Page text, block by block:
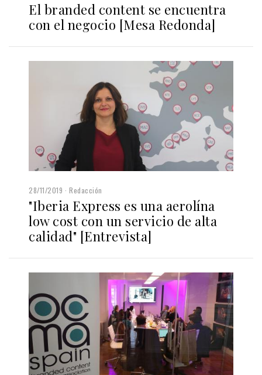
El branded content se encuentra
con el negocio [Mesa Redonda]
28/11/2019 Redacción
"Iberia Express es una aerolína
low cost con un servicio de alta
calidad" [Entrevista]